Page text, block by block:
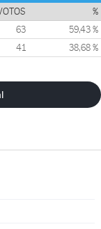
%
63 59,43 %
41 38,68 %